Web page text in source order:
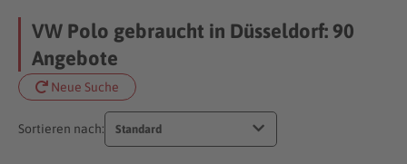
VW Polo gebraucht in Düsseldorf: 90
Angebote
Neue Suche
Sortieren nach: Standard